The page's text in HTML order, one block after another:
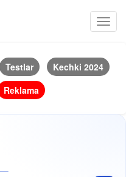
Testlar
Kechki 2024
Reklama